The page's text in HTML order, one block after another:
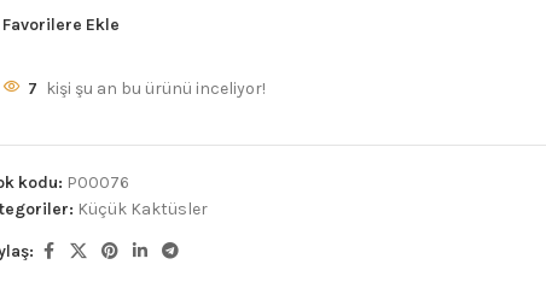
Favorilere Ekle
7 kişi şu an bu ürünü inceliyor!
kodu: P00076
Küçük Kaktüsler